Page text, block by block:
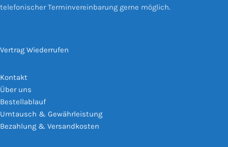
telefonischer Terminvereinbarung gerne möglich.
Vertrag Wiederrufen
Kontakt
Über uns
Bestellablauf
Umtausch & Gewährleistung
Bezahlung & Versandkosten